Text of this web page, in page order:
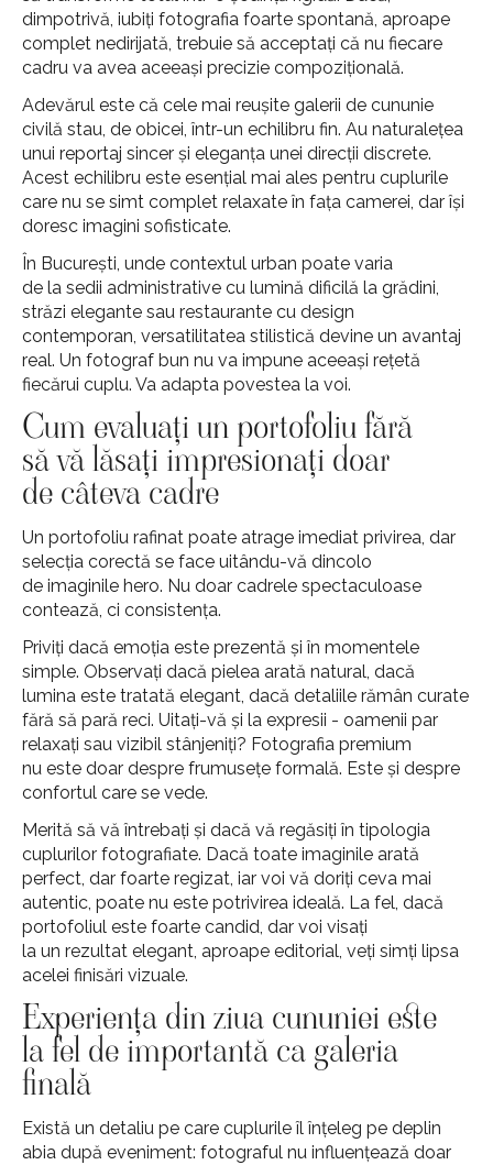
dimpotrivă, iubiți fotografia foarte spontană, aproape
complet nedirijată, trebuie să acceptați că nu fiecare
cadru va avea aceeași precizie compozițională.
Adevărul este că cele mai reușite galerii de cununie
civilă stau, de obicei, într-un echilibru fin. Au naturalețea
unui reportaj sincer și eleganța unei direcții discrete.
Acest echilibru este esențial mai ales pentru cuplurile
care nu se simt complet relaxate în fața camerei, dar își
doresc imagini sofisticate.
În București, unde contextul urban poate varia
de la sedii administrative cu lumină dificilă la grădini,
străzi elegante sau restaurante cu design
contemporan, versatilitatea stilistică devine un avantaj
real. Un fotograf bun nu va impune aceeași rețetă
fiecărui cuplu. Va adapta povestea la voi.
Cum evaluați un portofoliu fără
să vă lăsați impresionați doar
de câteva cadre
Un portofoliu rafinat poate atrage imediat privirea, dar
selecția corectă se face uitându-vă dincolo
de imaginile hero. Nu doar cadrele spectaculoase
contează, ci consistența.
Priviți dacă emoția este prezentă și în momentele
simple. Observați dacă pielea arată natural, dacă
lumina este tratată elegant, dacă detaliile rămân curate
fără să pară reci. Uitați-vă și la expresii - oamenii par
relaxați sau vizibil stânjeniți? Fotografia premium
nu este doar despre frumusețe formală. Este și despre
confortul care se vede.
Merită să vă întrebați și dacă vă regăsiți în tipologia
cuplurilor fotografiate. Dacă toate imaginile arată
perfect, dar foarte regizat, iar voi vă doriți ceva mai
autentic, poate nu este potrivirea ideală. La fel, dacă
portofoliul este foarte candid, dar voi visați
la un rezultat elegant, aproape editorial, veți simți lipsa
acelei finisări vizuale.
Experiența din ziua cununiei este
la fel de importantă ca galeria
finală
Există un detaliu pe care cuplurile îl înțeleg pe deplin
abia după eveniment: fotograful nu influențează doar